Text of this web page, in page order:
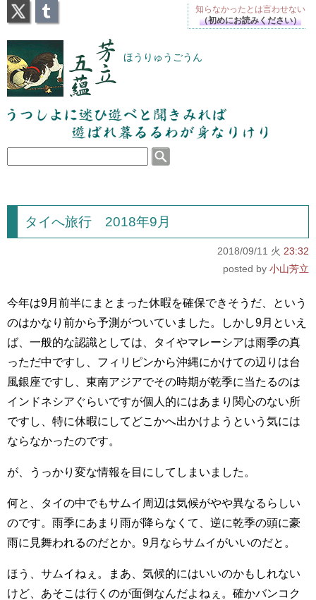
芳立五蘊 ほうりゅうごうん
うつしよに迷ひ遊べと聞きみれば遊ばれ暮るるわが
身なりけり
タイへ旅行 2018年9月
2018/09/11 火 23:32
小山芳立
今年は9月前半にまとまった休暇を確保できそうだ、という
のはかなり前から予測がついていました。しかし9月といえ
ば、一般的な認識としては、タイやマレーシアは雨季の真
っただ中ですし、フィリピンから沖縄にかけての辺りは台
風銀座ですし、東南アジアでその時期が乾季に当たるのは
インドネシアぐらいですが個人的にはあまり関心のない所
ですし、特に休暇にしてどこかへ出かけようという気には
ならなかったのです。
が、うっかり変な情報を目にしてしまいました。
何と、タイの中でもサムイ周辺は気候がやや異なるらしい
のです。雨季にあまり雨が降らなくて、逆に乾季の頭に豪
雨に見舞われるのだとか。9月ならサムイがいいのだと。
ほう、サムイねぇ。まあ、気候的にはいいのかもしれない
けど、あそこは行くのが面倒なんだよねぇ。確かバンコク
知らなかったとは言わせない
（初めにお読みください）
X Tumblr